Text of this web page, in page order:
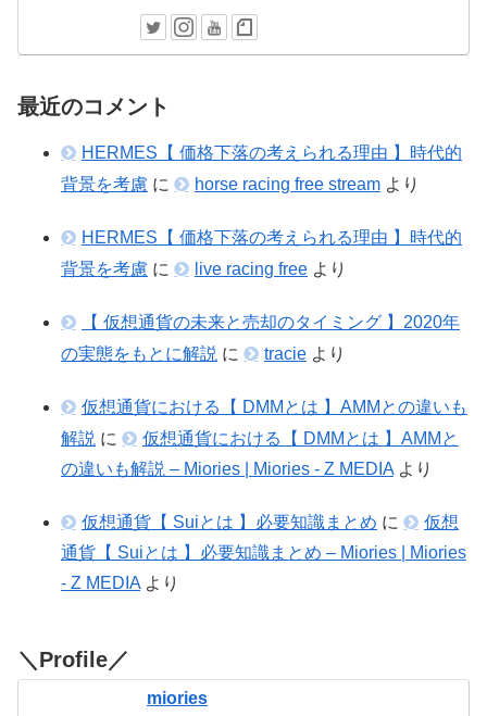
最近のコメント
HERMES【 価格下落の考えられる理由 】時代的
背景を考慮 に horse racing free stream より
HERMES【 価格下落の考えられる理由 】時代的
背景を考慮 に live racing free より
【 仮想通貨の未来と売却のタイミング 】2020年
の実態をもとに解説 に tracie より
仮想通貨における【 DMMとは 】AMMとの違いも
解説 に
仮想通貨における【 DMMとは 】AMMと
の違いも解説 – Miories | Miories - Z MEDIA より
仮想通貨【 Suiとは 】必要知識まとめ に
仮想
通貨【 Suiとは 】必要知識まとめ – Miories | Miories
- Z MEDIA より
＼Profile／
miories